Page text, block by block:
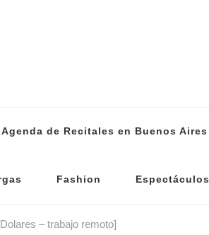
Agenda de Recitales en Buenos Aires
Fashion Espectáculos
– trabajo remoto]